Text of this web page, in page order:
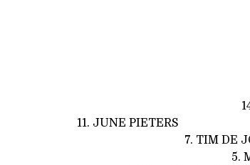
14. THOMAS
11. JUNE
7. TIM DE
5.